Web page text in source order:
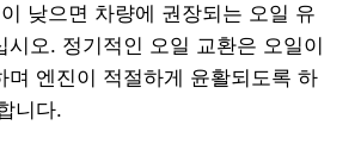
낮으면 차량에 권장되는 오일 유
시오. 정기적인 오일 교환은 오일이
며 엔진이 적절하게 윤활되도록 하
니다.